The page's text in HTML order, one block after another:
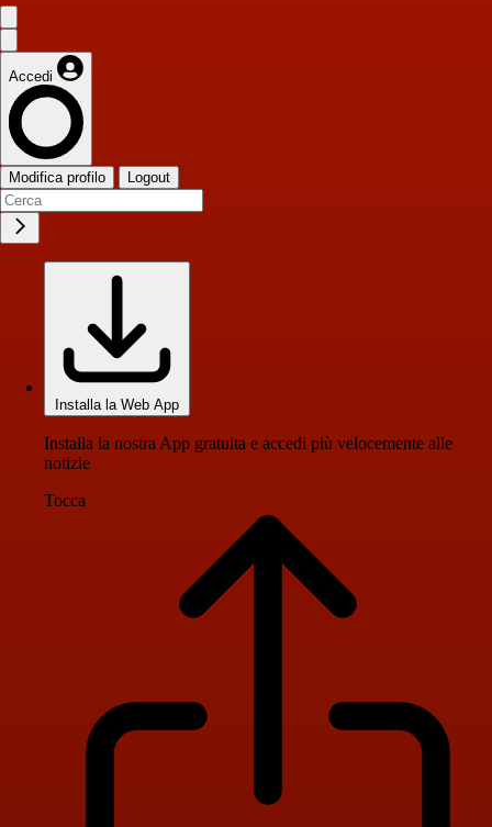
Accedi
Modifica profilo Logout
Installa la Web App
Installa la nostra App gratuita e accedi più velocemente alle
notizie
Tocca